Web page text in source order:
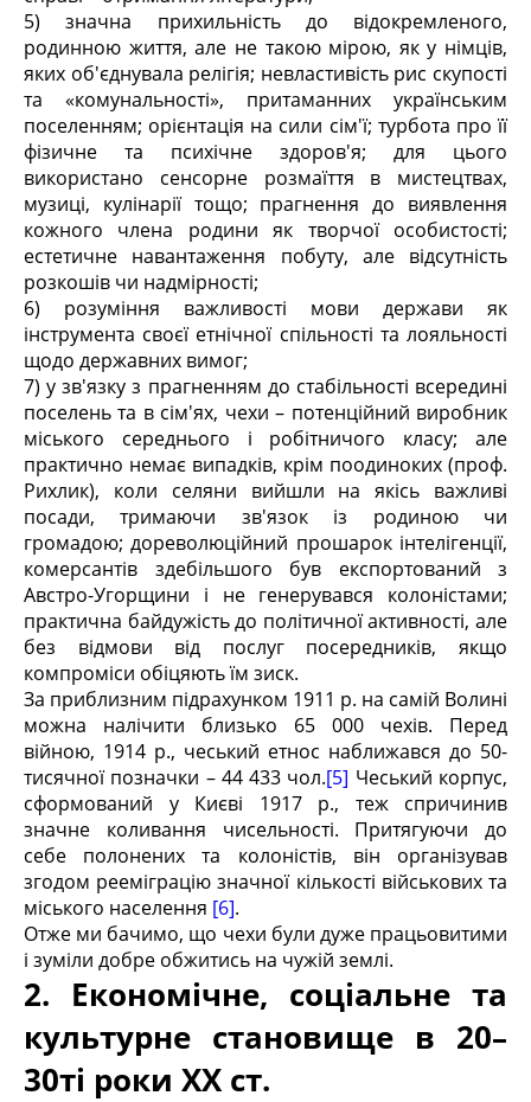
5) значна прихильність до відокремленого,
родинною життя, але не такою мірою, як у німців,
яких об'єднувала релігія; невластивість рис скупості
та «комунальності», притаманних українським
поселенням; орієнтація на сили сім'ї; турбота про її
фізичне та психічне здоров'я; для цього
використано сенсорне розмаїття в мистецтвах,
музиці, кулінарії тощо; прагнення до виявлення
кожного члена родини як творчої особистості;
естетичне навантаження побуту, але відсутність
розкошів чи надмірності;
6) розуміння важливості мови держави як
інструмента своєї етнічної спільності та лояльності
щодо державних вимог;
7) у зв'язку з прагненням до стабільності всередині
поселень та в сім'ях, чехи – потенційний виробник
міського середнього і робітничого класу; але
практично немає випадків, крім поодиноких (проф.
Рихлик), коли селяни вийшли на якісь важливі
посади, тримаючи зв'язок із родиною чи
громадою; дореволюційний прошарок інтелігенції,
комерсантів здебільшого був експортований з
Австро-Угорщини і не генерувався колоністами;
практична байдужість до політичної активності, але
без відмови від послуг посередників, якщо
компроміси обіцяють їм зиск.
За приблизним підрахунком 1911 р. на самій Волині
можна налічити близько 65 000 чехів. Перед
війною, 1914 р., чеський етнос наближався до 50-
тисячної позначки – 44 433 чол.[5] Чеський корпус,
сформований у Києві 1917 р., теж спричинив
значне коливання чисельності. Притягуючи до
себе полонених та колоністів, він організував
згодом рееміграцію значної кількості військових та
міського населення [6].
Отже ми бачимо, що чехи були дуже працьовитими
і зуміли добре обжитись на чужій землі.
2. Економічне, соціальне та
культурне становище в 20–
30ті роки ХХ ст.